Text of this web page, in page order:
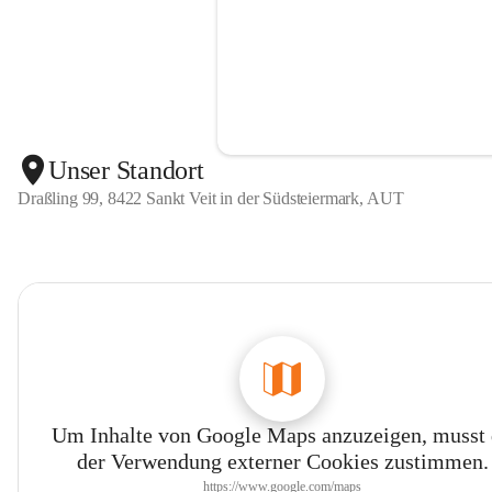
Unser Standort
Draßling 99, 8422 Sankt Veit in der Südsteiermark, AUT
Um Inhalte von Google Maps anzuzeigen, musst
der Verwendung externer Cookies zustimmen.
https://www.google.com/maps